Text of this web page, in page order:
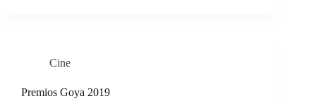
Cine
Premios Goya 2019